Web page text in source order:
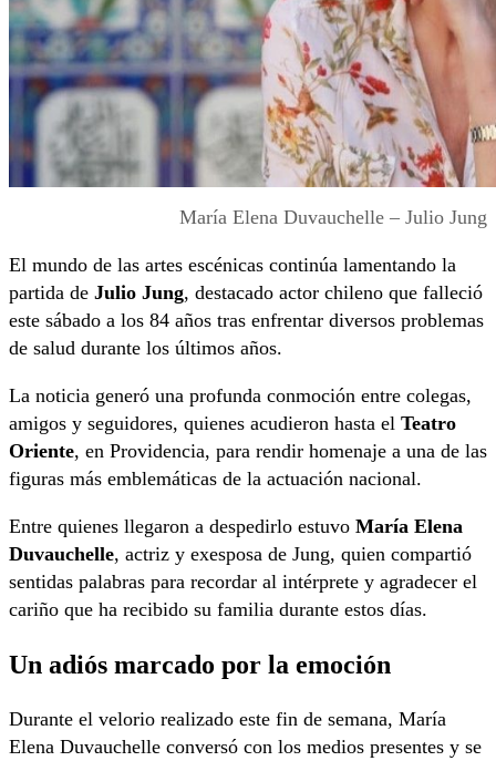
María Elena Duvauchelle – Julio Jung
El mundo de las artes escénicas continúa lamentando la
partida de Julio Jung, destacado actor chileno que falleció
este sábado a los 84 años tras enfrentar diversos problemas
de salud durante los últimos años.
La noticia generó una profunda conmoción entre colegas,
amigos y seguidores, quienes acudieron hasta el Teatro
Oriente, en Providencia, para rendir homenaje a una de las
figuras más emblemáticas de la actuación nacional.
Entre quienes llegaron a despedirlo estuvo María Elena
Duvauchelle, actriz y exesposa de Jung, quien compartió
sentidas palabras para recordar al intérprete y agradecer el
cariño que ha recibido su familia durante estos días.
Un adiós marcado por la emoción
Durante el velorio realizado este fin de semana, María
Elena Duvauchelle conversó con los medios presentes y se